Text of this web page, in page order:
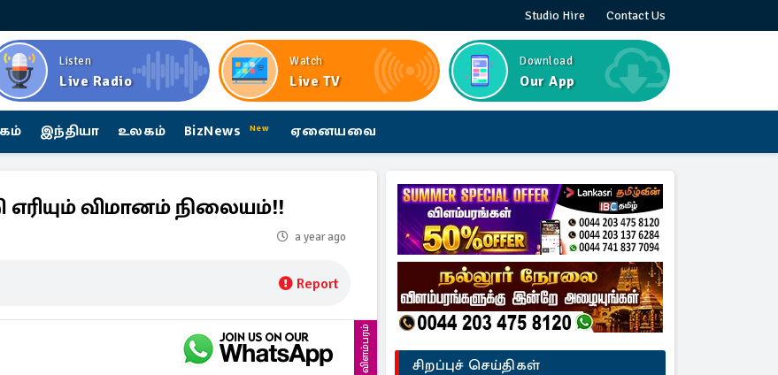
Studio Hire Contact Us
Listen
Live Radio
Watch
Live TV
Download
Our App
இந்தியா உலகம் BizNews New ஏனையவை
எரியும் விமானம் நிலையம்!!
a year ago
Report
விளம்பரம் சிறப்புச் செய்திகள்